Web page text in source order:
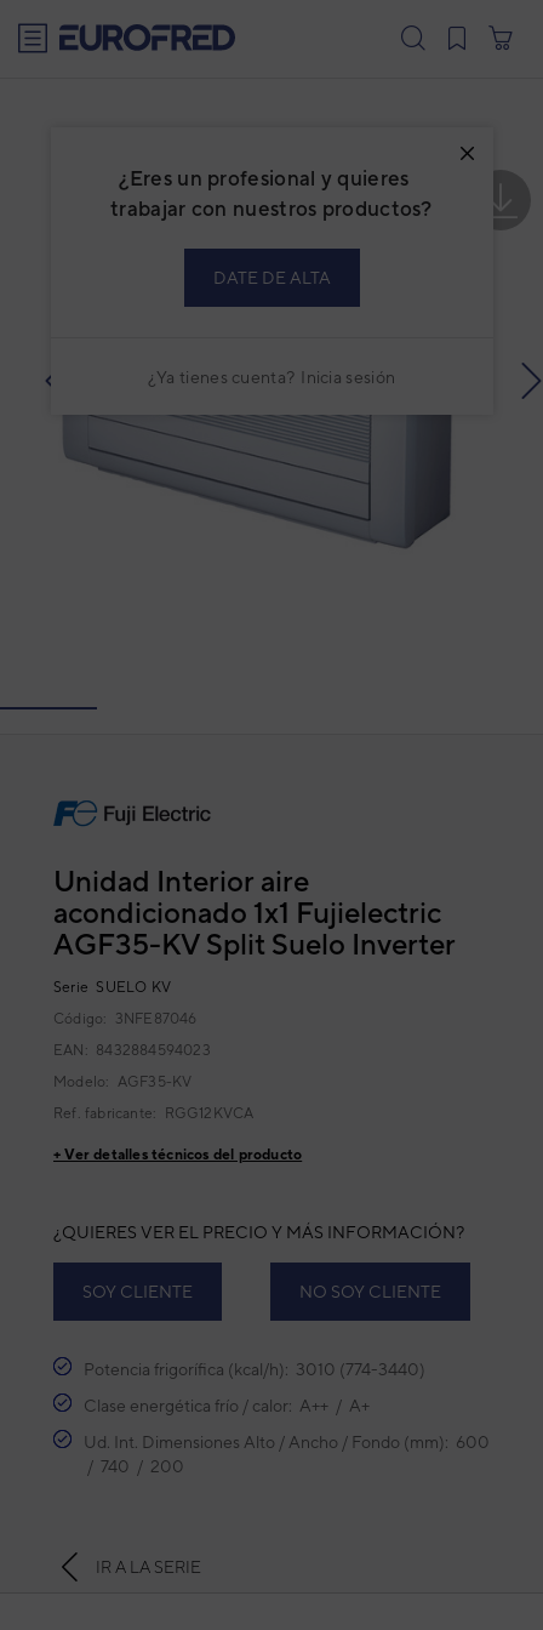
¿Eres un profesional y quieres
trabajar con nuestros productos?
DATE DE ALTA
¿Ya tienes cuenta? Inicia sesión
Unidad Interior aire
acondicionado 1x1 Fujielectric
AGF35-KV Split Suelo Inverter
Serie SUELO KV
Código: 3NFE87046
EAN: 8432884594023
Modelo: AGF35-KV
Ref. fabricante:
RGG12KVCA
+ Ver detalles técnicos del producto
¿QUIERES VER EL PRECIO Y MÁS INFORMACIÓN?
SOY CLIENTE NO SOY CLIENTE
Potencia frigorífica (kcal/h): 3010 (774-3440)
Clase energética frío / calor: A++ / A+
Ud. Int. Dimensiones Alto / Ancho / Fondo (mm): 600
/ 740 / 200
IR A LA SERIE